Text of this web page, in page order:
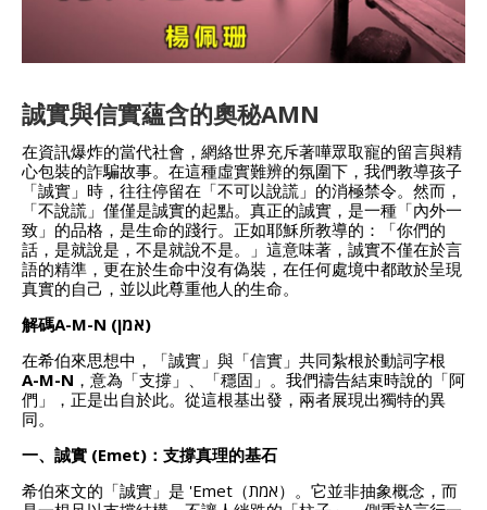
誠實與信實蘊含的奧秘AMN
在資訊爆炸的當代社會，網絡世界充斥著嘩眾取寵的留言與精
心包裝的詐騙故事。在這種虛實難辨的氛圍下，我們教導孩子
「誠實」時，往往停留在「不可以說謊」的消極禁令。然而，
「不說謊」僅僅是誠實的起點。真正的誠實，是一種「內外一
致」的品格，是生命的踐行。正如耶穌所教導的：「你們的
話，是就說是，不是就說不是。」這意味著，誠實不僅在於言
語的精準，更在於生命中沒有偽裝，在任何處境中都敢於呈現
真實的自己，並以此尊重他人的生命。
解碼A-M-N (
אמן)
在希伯來思想中，「誠實」與「信實」共同紮根於動詞字根
A-M-N ，意為「支撐」、「穩固」。我們禱告結束時說的「阿
們」，正是出自於此。從這根基出發，兩者展現出獨特的異
同。
一、誠實 (Emet) ：支撐真理的基石
希伯來文的「誠實」是 'Emet（אמת）。它並非抽象概念，而